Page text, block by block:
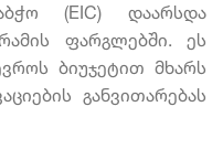
(EIC) დაარსდა
ფარგლებში. ეს
ბიუჯეტით მხარს
განვითარებას